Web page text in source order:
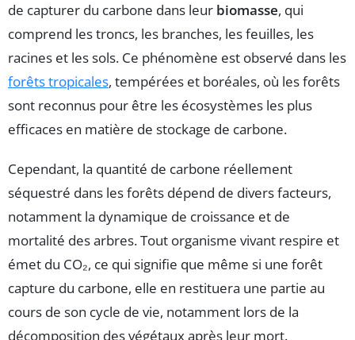
de capturer du carbone dans leur biomasse, qui
comprend les troncs, les branches, les feuilles, les
racines et les sols. Ce phénomène est observé dans les
forêts tropicales, tempérées et boréales, où les forêts
sont reconnus pour être les écosystèmes les plus
efficaces en matière de stockage de carbone.
Cependant, la quantité de carbone réellement
séquestré dans les forêts dépend de divers facteurs,
notamment la dynamique de croissance et de
mortalité des arbres. Tout organisme vivant respire et
émet du CO₂, ce qui signifie que même si une forêt
capture du carbone, elle en restituera une partie au
cours de son cycle de vie, notamment lors de la
décomposition des végétaux après leur mort.